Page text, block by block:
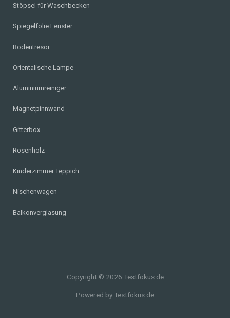
Stöpsel für Waschbecken
Spiegelfolie Fenster
Bodentresor
Orientalische Lampe
Aluminiumreiniger
Magnetpinnwand
Gitterbox
Rosenholz
Kinderzimmer Teppich
Nischenwagen
Balkonverglasung
Copyright © 2026 Testfokus.de
Powered by Testfokus.de